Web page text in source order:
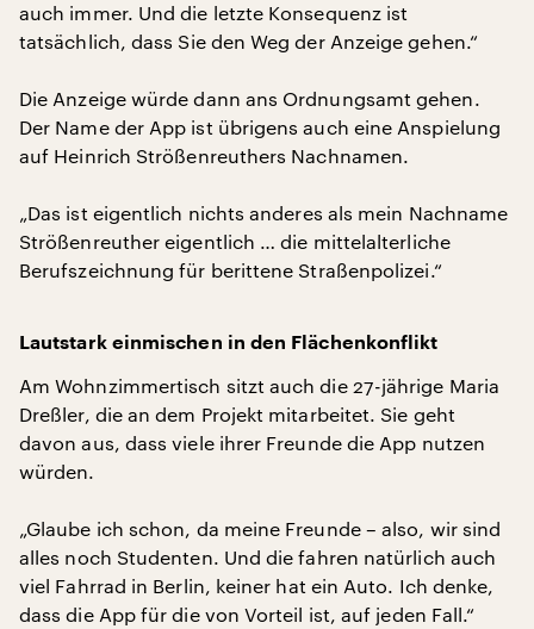
auch immer. Und die letzte Konsequenz ist
tatsächlich, dass Sie den Weg der Anzeige gehen.“
Die Anzeige würde dann ans Ordnungsamt gehen.
Der Name der App ist übrigens auch eine Anspielung
auf Heinrich Strößenreuthers Nachnamen.
„Das ist eigentlich nichts anderes als mein Nachname
Strößenreuther eigentlich … die mittelalterliche
Berufszeichnung für berittene Straßenpolizei.“
Lautstark einmischen in den Flächenkonflikt
Am Wohnzimmertisch sitzt auch die 27-jährige Maria
Dreßler, die an dem Projekt mitarbeitet. Sie geht
davon aus, dass viele ihrer Freunde die App nutzen
würden.
„Glaube ich schon, da meine Freunde – also, wir sind
alles noch Studenten. Und die fahren natürlich auch
viel Fahrrad in Berlin, keiner hat ein Auto. Ich denke,
dass die App für die von Vorteil ist, auf jeden Fall.“